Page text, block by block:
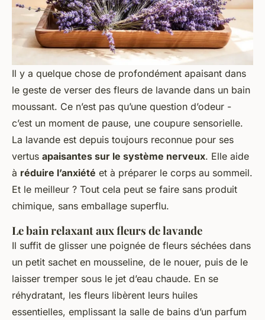
Il y a quelque chose de profondément apaisant dans
le geste de verser des fleurs de lavande dans un bain
moussant. Ce n’est pas qu’une question d’odeur -
c’est un moment de pause, une coupure sensorielle.
La lavande est depuis toujours reconnue pour ses
vertus apaisantes sur le système nerveux. Elle aide
à réduire l’anxiété et à préparer le corps au sommeil.
Et le meilleur ? Tout cela peut se faire sans produit
chimique, sans emballage superflu.
Le bain relaxant aux fleurs de lavande
Il suffit de glisser une poignée de fleurs séchées dans
un petit sachet en mousseline, de le nouer, puis de le
laisser tremper sous le jet d’eau chaude. En se
réhydratant, les fleurs libèrent leurs huiles
essentielles, emplissant la salle de bains d’un parfum